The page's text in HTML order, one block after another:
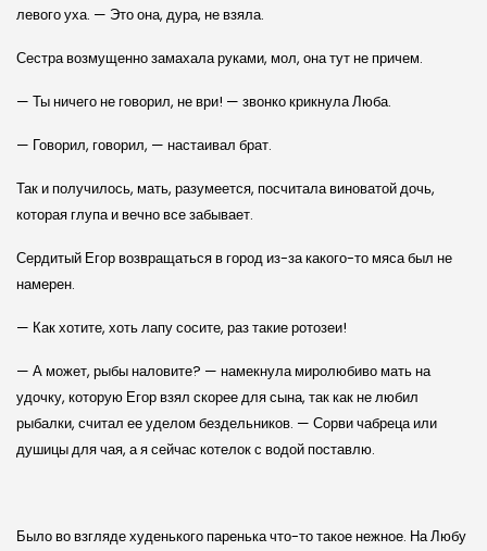
левого уха. — Это она, дура, не взяла.
Сестра возмущенно замахала руками, мол, она тут не причем.
— Ты ничего не говорил, не ври! — звонко крикнула Люба.
— Говорил, говорил, — настаивал брат.
Так и получилось, мать, разумеется, посчитала виноватой дочь,
которая глупа и вечно все забывает.
Сердитый Егор возвращаться в город из-за какого-то мяса был не
намерен.
— Как хотите, хоть лапу сосите, раз такие ротозеи!
— А может, рыбы наловите? — намекнула миролюбиво мать на
удочку, которую Егор взял скорее для сына, так как не любил
рыбалки, считал ее уделом бездельников. — Сорви чабреца или
душицы для чая, а я сейчас котелок с водой поставлю.
Было во взгляде худенького паренька что-то такое нежное. На Любу